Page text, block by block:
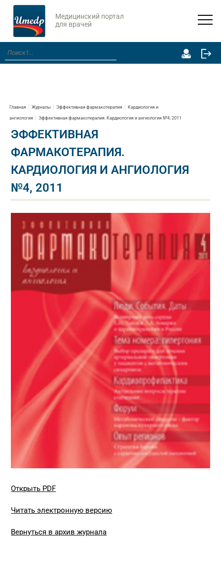
Медицинский портал
для врачей
Главная Журналы Эффективная фармакотерапия Кардиология и
ангиология Эффективная фармакотерапия. Кардиология и ангиология №4, 2011
ЭФФЕКТИВНАЯ
ФАРМАКОТЕРАПИЯ.
КАРДИОЛОГИЯ И АНГИОЛОГИЯ
№4, 2011
Открыть PDF
Читать электронную версию
Вернуться в архив журнала